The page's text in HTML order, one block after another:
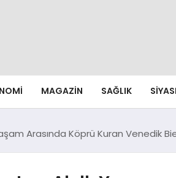
MAGAZIN SAĞLIK
Arasında Köprü Kuran Venedik